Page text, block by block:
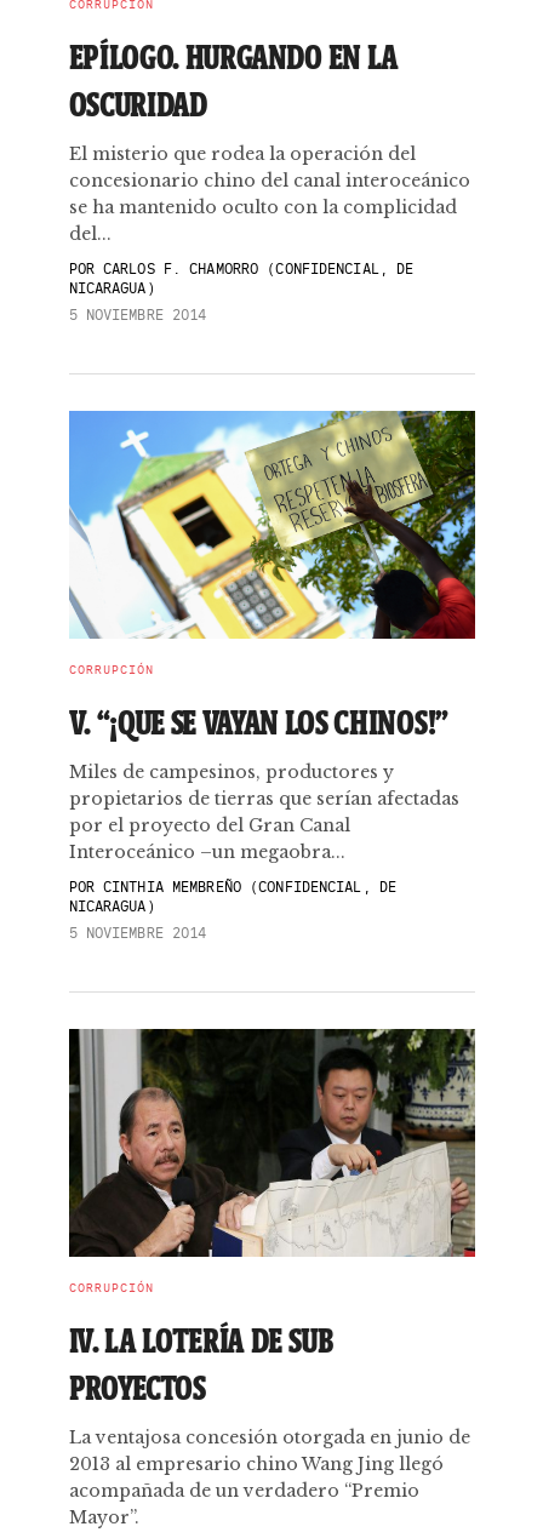
CORRUPCIÓN
EPÍLOGO. HURGANDO EN LA
OSCURIDAD
El misterio que rodea la operación del
concesionario chino del canal interoceánico
se ha mantenido oculto con la complicidad
del...
PORCARLOS F. CHAMORRO (CONFIDENCIAL, DE
NICARAGUA)
5 NOVIEMBRE 2014
CORRUPCIÓN
V. “¡QUE SE VAYAN LOS CHINOS!”
Miles de campesinos, productores y
propietarios de tierras que serían afectadas
por el proyecto del Gran Canal
Interoceánico –un megaobra...
PORCINTHIA MEMBREÑO (CONFIDENCIAL, DE
NICARAGUA)
5 NOVIEMBRE 2014
CORRUPCIÓN
IV. LA LOTERÍA DE SUB
PROYECTOS
La ventajosa concesión otorgada en junio de
2013 al empresario chino Wang Jing llegó
acompañada de un verdadero “Premio
Mayor”.